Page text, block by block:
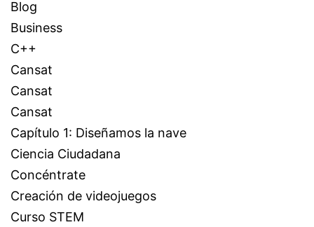
Blog
Business
C++
Cansat
Cansat
Cansat
Capítulo 1: Diseñamos la nave
Ciencia Ciudadana
Concéntrate
Creación de videojuegos
Curso STEM